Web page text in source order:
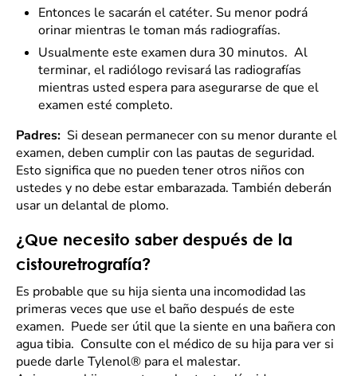
Entonces le sacarán el catéter. Su menor podrá
orinar mientras le toman más radiografías.
Usualmente este examen dura 30 minutos. Al
terminar, el radiólogo revisará las radiografías
mientras usted espera para asegurarse de que el
examen esté completo.
Padres: Si desean permanecer con su menor durante el
examen, deben cumplir con las pautas de seguridad.
Esto significa que no pueden tener otros niños con
ustedes y no debe estar embarazada. También deberán
usar un delantal de plomo.
¿Que necesito saber después de la
cistouretrografía?
Es probable que su hija sienta una incomodidad las
primeras veces que use el baño después de este
examen. Puede ser útil que la siente en una bañera con
agua tibia. Consulte con el médico de su hija para ver si
puede darle Tylenol® para el malestar.